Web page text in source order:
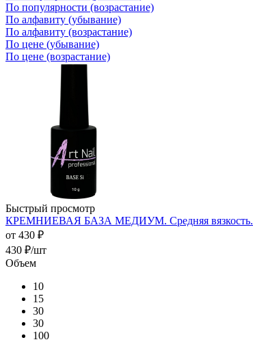
По популярности (возрастание)
По алфавиту (убывание)
По алфавиту (возрастание)
По цене (убывание)
По цене (возрастание)
Быстрый просмотр
КРЕМНИЕВАЯ БАЗА МЕДИУМ. Средняя вязкость.
от 430 ₽
430 ₽/шт
Объем
10
15
30
30
100